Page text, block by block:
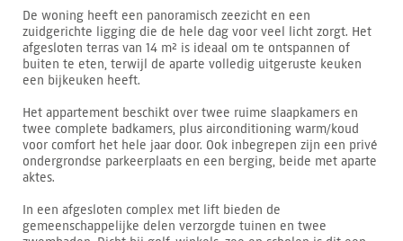
De woning heeft een panoramisch zeezicht en een
zuidgerichte ligging die de hele dag voor veel licht zorgt. Het
afgesloten terras van 14 m² is ideaal om te ontspannen of
buiten te eten, terwijl de aparte volledig uitgeruste keuken
een bijkeuken heeft.
Het appartement beschikt over twee ruime slaapkamers en
twee complete badkamers, plus airconditioning warm/koud
voor comfort het hele jaar door. Ook inbegrepen zijn een privé
ondergrondse parkeerplaats en een berging, beide met aparte
aktes.
In een afgesloten complex met lift bieden de
gemeenschappelijke delen verzorgde tuinen en twee